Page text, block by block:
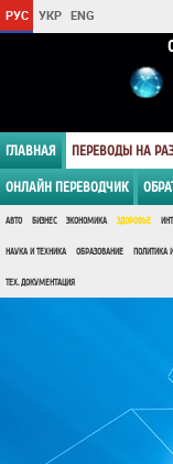
РУС УКР ENG
ГЛАВНАЯ ПЕРЕВОДЫ НА
ОНЛАЙН ПЕРЕВОДЧИК
АВТО БИЗНЕС ЭКОНОМИКА ЗДОРОВЬЕ
НАУКА И ТЕХНИКА ОБРАЗОВАНИЕ ПОЛИТИКА
ТЕХ. ДОКУМЕНТАЦИЯ